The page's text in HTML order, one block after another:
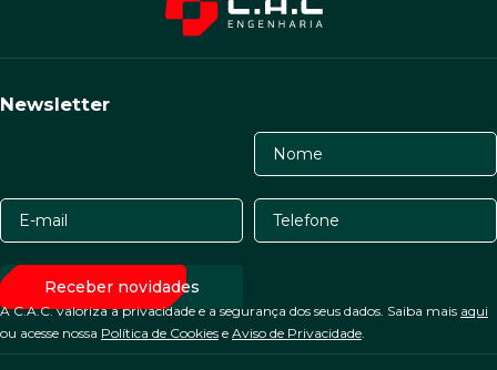
Newsletter
A C.A.C. valoriza a privacidade e a segurança dos seus dados. Saiba mais aqui
ou acesse nossa Política de Cookies e Aviso de Privacidade